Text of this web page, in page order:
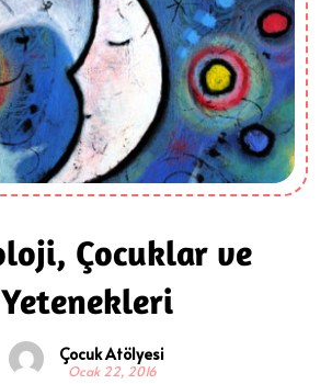
Çocuklar ve
Yetenekleri
Çocuk Atölyesi
Ocak 22, 2016